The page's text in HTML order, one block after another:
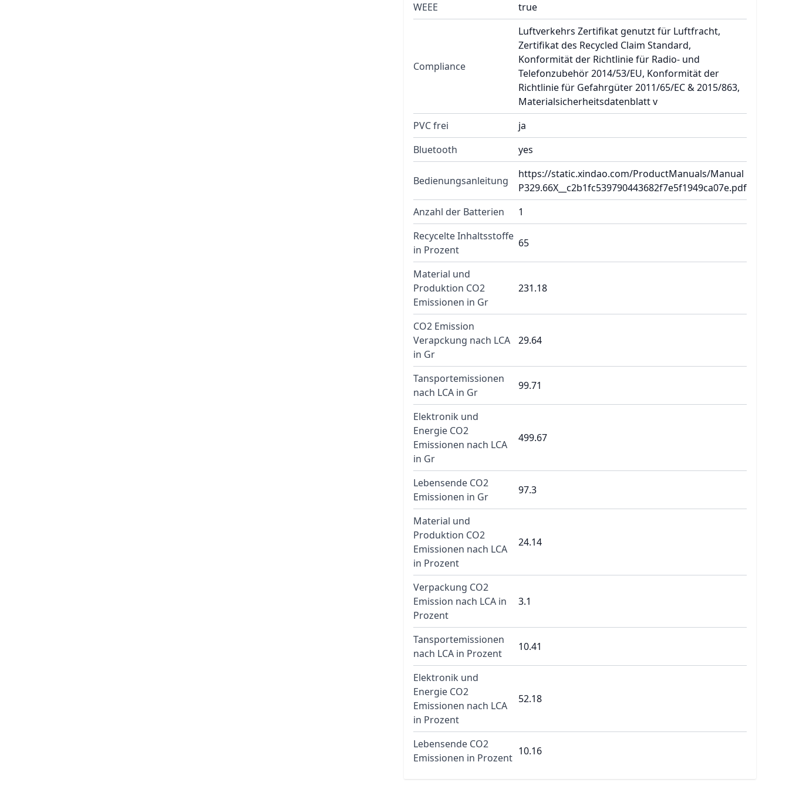
WEEE
true
Compliance
Luftverkehrs Zertifikat genutzt für Luftfracht,
Zertifikat des Recycled Claim Standard,
Konformität der Richtlinie für Radio- und
Telefonzubehör 2014/53/EU, Konformität der
Richtlinie für Gefahrgüter 2011/65/EC & 2015/863,
Materialsicherheitsdatenblatt v
PVC frei
ja
Bluetooth
yes
Bedienungsanleitung
https://static.xindao.com/ProductManuals/Manual
P329.66X__c2b1fc539790443682f7e5f1949ca07e.pdf
Anzahl der Batterien
1
Recycelte Inhaltsstoffe
in Prozent
65
Material und
Produktion CO2
Emissionen in Gr
231.18
CO2 Emission
Verapckung nach LCA
in Gr
29.64
Tansportemissionen
nach LCA in Gr
99.71
Elektronik und
Energie CO2
Emissionen nach LCA
in Gr
499.67
Lebensende CO2
Emissionen in Gr
97.3
Material und
Produktion CO2
Emissionen nach LCA
in Prozent
24.14
Verpackung CO2
Emission nach LCA in
Prozent
3.1
Tansportemissionen
nach LCA in Prozent
10.41
Elektronik und
Energie CO2
Emissionen nach LCA
in Prozent
52.18
Lebensende CO2
Emissionen in Prozent
10.16